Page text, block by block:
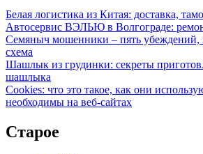
Белая логистика из Китая: доставка,
Автосервис ВЭЛЬЮ в Волгограде:
Семяныч мошенники – пять убеждений,
схема
Шашлык из грудинки: секреты
шашлыка
Cookies: что это такое, как они
необходимы на веб-сайтах
Старое